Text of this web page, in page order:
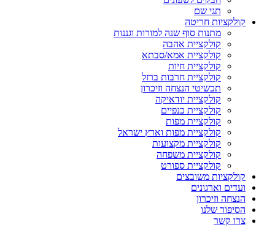
תגי שם
קולקציות חריטה
מתנות סוף שנה למורות וגננות
קולקציית אהבה
קולקציית אמא/סבתא
קולקציית חיות
קולקציית חרבות ברזל
תכשיטי הנצחה וזיכרון
קולקציית יודאיקה
קולקציית כנפיים
קולקציית מפות
קולקציית מפות וארץ ישראל
קולקציית מקצועות
קולקציית משפחה
קולקציית ספורט
קולקציות משובצים
ועדים וארגונים
הנצחה וזיכרון
הסיפור שלנו
צרו קשר